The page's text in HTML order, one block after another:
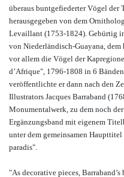
überaus buntgefiederter Vögel der
herausgegeben von dem
Levaillant (1753-1824). Gebürtig
von Niederländisch-Guayana,
vor allem die Vögel der
d’Afrique", 1796-1808 in 6
veröffentlichte er dann nach den
Illustrators Jacques Barraband
Monumentalwerk, zu dem noch
Ergänzungsband mit eigenem
unter dem gemeinsamen
paradis".
"As decorative pieces,